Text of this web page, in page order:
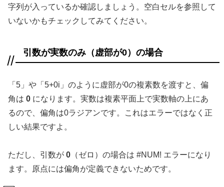
字列が入っているか確認しましょう。空白セルを参照して
いないかもチェックしてみてください。
引数が実数のみ（虚部が0）の場合
「5」や「5+0i」のように虚部が0の複素数を渡すと、偏
角は 0 になります。実数は複素平面上で実数軸の上にあ
るので、偏角は0ラジアンです。これはエラーではなく正
しい結果ですよ。
ただし、引数が 0 （ゼロ）の場合は #NUM! エラーになり
ます。原点には偏角が定義できないためです。